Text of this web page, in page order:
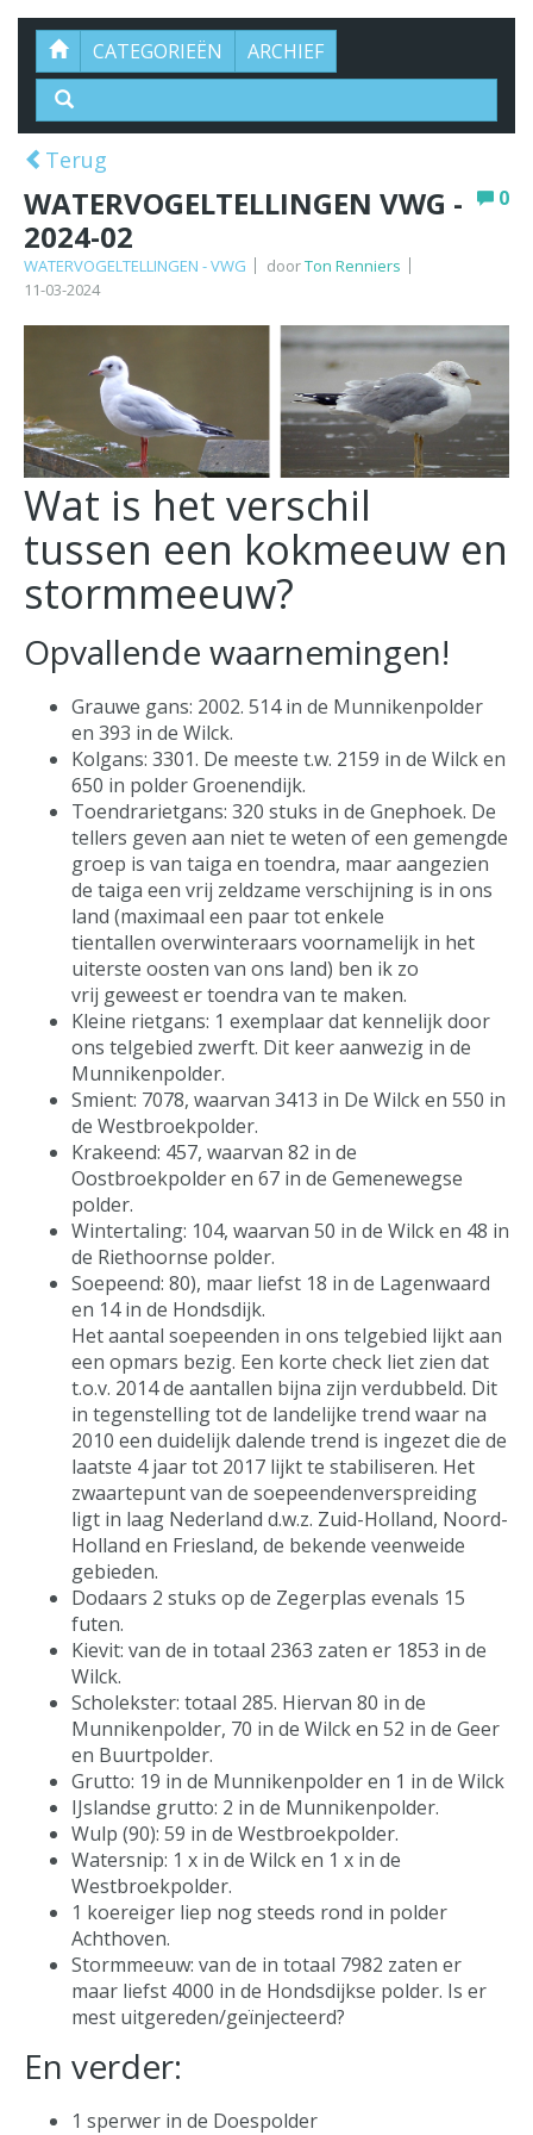
CATEGORIEËN ARCHIEF
Terug
0
WATERVOGELTELLINGEN VWG -
2024-02
WATERVOGELTELLINGEN - VWG doorTon Renniers
11-03-2024
Wat is het verschil
tussen een kokmeeuw en
stormmeeuw?
Opvallende waarnemingen!
Grauwe gans: 2002. 514 in de Munnikenpolder
en 393 in de Wilck.
Kolgans: 3301. De meeste t.w. 2159 in de Wilck en
650 in polder Groenendijk.
Toendrarietgans: 320 stuks in de Gnephoek. De
tellers geven aan niet te weten of een gemengde
groep is van taiga en toendra, maar aangezien
de taiga een vrij zeldzame verschijning is in ons
land (maximaal een paar tot enkele
tientallen overwinteraars voornamelijk in het
uiterste oosten van ons land) ben ik zo
vrij geweest er toendra van te maken.
Kleine rietgans: 1 exemplaar dat kennelijk door
ons telgebied zwerft. Dit keer aanwezig in de
Munnikenpolder.
Smient: 7078, waarvan 3413 in De Wilck en 550 in
de Westbroekpolder.
Krakeend: 457, waarvan 82 in de
Oostbroekpolder en 67 in de Gemenewegse
polder.
Wintertaling: 104, waarvan 50 in de Wilck en 48 in
de Riethoornse polder.
Soepeend: 80), maar liefst 18 in de Lagenwaard
en 14 in de Hondsdijk.
Het aantal soepeenden in ons telgebied lijkt aan
een opmars bezig. Een korte check liet zien dat
t.o.v. 2014 de aantallen bijna zijn verdubbeld. Dit
in tegenstelling tot de landelijke trend waar na
2010 een duidelijk dalende trend is ingezet die de
laatste 4 jaar tot 2017 lijkt te stabiliseren. Het
zwaartepunt van de soepeendenverspreiding
ligt in laag Nederland d.w.z. Zuid-Holland, Noord-
Holland en Friesland, de bekende veenweide
gebieden.
Dodaars 2 stuks op de Zegerplas evenals 15
futen.
Kievit: van de in totaal 2363 zaten er 1853 in de
Wilck.
Scholekster: totaal 285. Hiervan 80 in de
Munnikenpolder, 70 in de Wilck en 52 in de Geer
en Buurtpolder.
Grutto: 19 in de Munnikenpolder en 1 in de Wilck
IJslandse grutto: 2 in de Munnikenpolder.
Wulp (90): 59 in de Westbroekpolder.
Watersnip: 1 x in de Wilck en 1 x in de
Westbroekpolder.
1 koereiger liep nog steeds rond in polder
Achthoven.
Stormmeeuw: van de in totaal 7982 zaten er
maar liefst 4000 in de Hondsdijkse polder. Is er
mest uitgereden/geïnjecteerd?
En verder:
1 sperwer in de Doespolder